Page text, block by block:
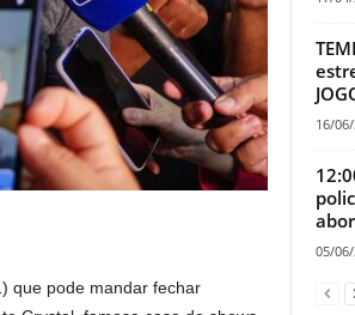
que pode mandar fechar
16/
05/